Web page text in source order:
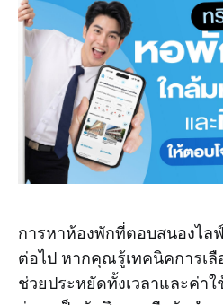
การหาห้องพักที่ตอบสนองไล
ต่อไป หากคุณรู้เทคนิคการเลื
ช่วยประหยัดทั้งเวลาและค่า